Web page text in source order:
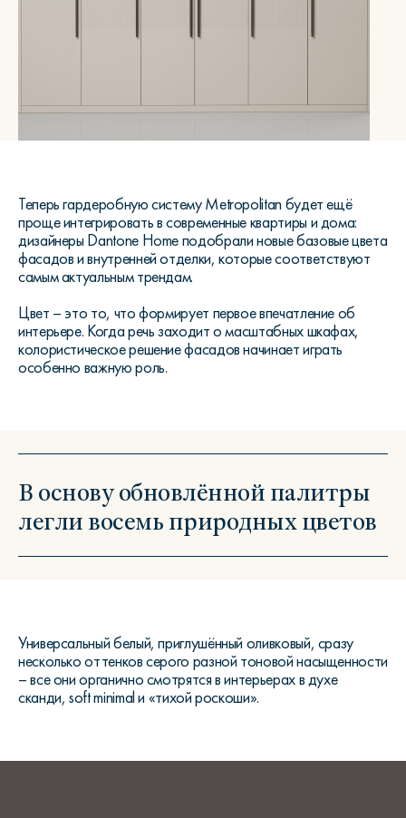
Теперь гардеробную систему Metropolitan будет ещё
проще интегрировать в современные квартиры и дома:
дизайнеры Dantone Home подобрали новые базовые цвета
фасадов и внутренней отделки, которые соответствуют
самым актуальным трендам.
Цвет – это то, что формирует первое впечатление об
интерьере. Когда речь заходит о масштабных шкафах,
колористическое решение фасадов начинает играть
особенно важную роль.
В основу обновлённой палитры
легли восемь природных цветов
Универсальный белый, приглушённый оливковый, сразу
несколько оттенков серого разной тоновой насыщенности
– все они органично смотрятся в интерьерах в духе
сканди, soft minimal и «тихой роскоши».